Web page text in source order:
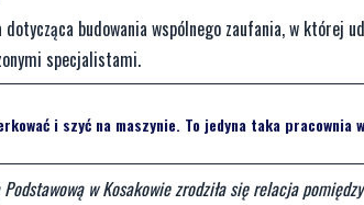
dotycząca budowania wspólnego zaufania, w której
specjalistami.
i szyć na maszynie. To jedyna taka pracownia
w Kosakowie zrodziła się relacja